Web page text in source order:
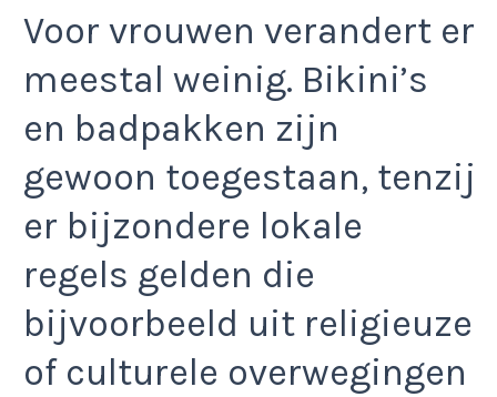
Voor vrouwen verandert er
meestal weinig. Bikini’s
en badpakken zijn
gewoon toegestaan, tenzij
er bijzondere lokale
regels gelden die
bijvoorbeeld uit religieuze
of culturele overwegingen